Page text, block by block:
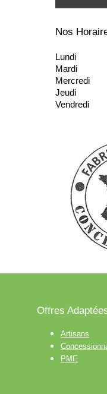
Nos
Lundi
Mardi
Mercredi
Jeudi
Vendredi
Offres
Artisans
PME